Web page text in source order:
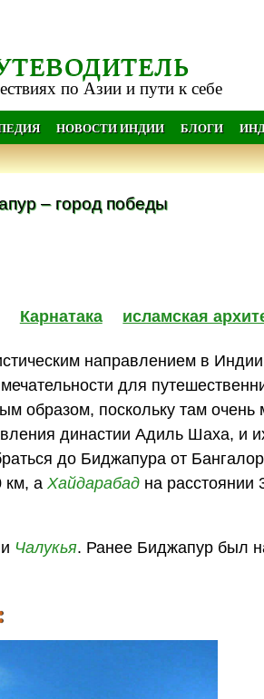
по Азии и пути к себе
НОВОСТИ ИНДИИ БЛОГИ
– город победы
Карнатака исламская
направлением в
для
образом, поскольку там очень
династии Адиль Шаха, и
до Биджапура от
км, аХайдарабад на расстоянии
Чалукья. Ранее Биджапур был